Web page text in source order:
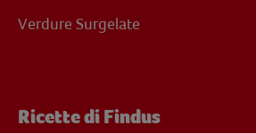
Verdure Surgelate
Ricette di Findus